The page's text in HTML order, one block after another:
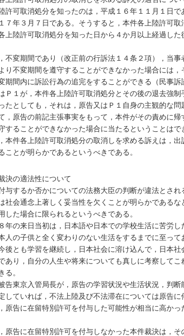
許可取消処分を知ったのは，平成１６年１１月１日
７年３月７日である。そうすると，本件各上陸許可取
上陸許可取消処分を知った日から４か月以上経過した
変期間であり（改正前の行訴法１４条２項），当事
り不変期間を遵守することができなかった場合には
期間内に訴訟行為の追完をすることができる（民事訴
Ｐ１が，本件各上陸許可取消処分とその後の退去強制
たとしても，それは，原告又はＰ１自身の主観的な
，原告の前記主張事実をもって，本件がその責めに帰
することができなかった場合に当たるということはで
本件各上陸許可取消処分の取消しを求める訴えは，出
ことが明らかであるというべきである。
決の適法性について
与するか否かについての法務大臣の判断が違法とさ
社会通念上著しく妥当性を欠くことが明らかである
した場合に限られるというべきである。
年の来日当初は，日本語や日本での学校生活に苦労し
人の子供と全く変わりのない生活をするまでに至っ
後とも学習を継続し，日本社会に溶け込んで，日本
あり，自分の人生や将来についても真しに考察してこ
る。
告東京入管局長が，原告の学習状況や生活状況，判断
していれば，不法上陸及び不法滞在については原告
原告に在留特別許可を付与した可能性が相当に高か
原告に在留特別許可を付与しなかった本件裁決は，そ